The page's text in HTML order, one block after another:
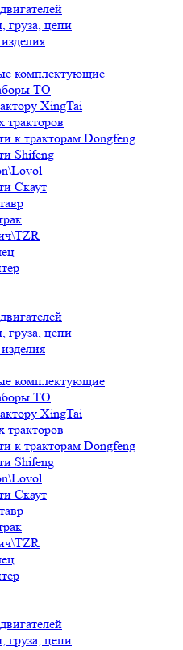
груза, цепи
комплектующие
ТО
XingTai
тракторов
к тракторам Dongfeng
Shifeng
Скаут
груза, цепи
комплектующие
ТО
XingTai
тракторов
к тракторам Dongfeng
Shifeng
Скаут
груза, цепи